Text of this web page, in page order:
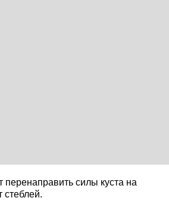
перенаправить силы куста на
стеблей.